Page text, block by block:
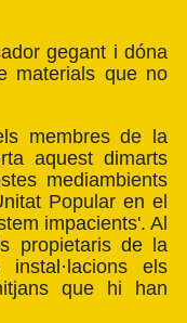
gegant i dóna
materials que no
membres de la
aquest dimarts
mediambients
Popular en el
impacients'. Al
propietaris de la
els
que hi han